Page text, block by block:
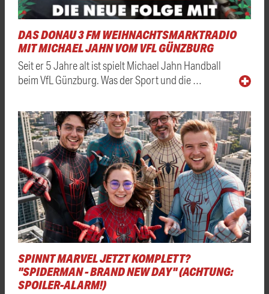
DAS DONAU 3 FM WEIHNACHTSMARKTRADIO
MIT MICHAEL JAHN VOM VFL GÜNZBURG
Seit er 5 Jahre alt ist spielt Michael Jahn Handball
beim VfL Günzburg. Was der Sport und die …
SPINNT MARVEL JETZT KOMPLETT?
"SPIDERMAN - BRAND NEW DAY" (ACHTUNG:
SPOILER-ALARM!)